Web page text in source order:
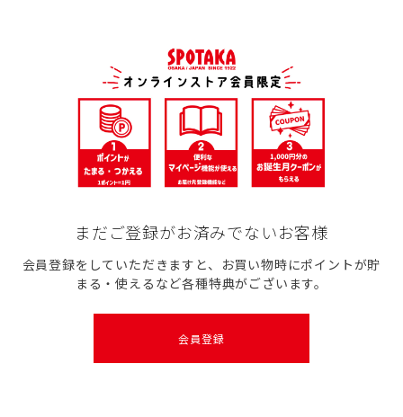
まだご登録がお済みでないお客様
会員登録をしていただきますと、お買い物時にポイントが貯
まる・使えるなど各種特典がございます。
会員登録